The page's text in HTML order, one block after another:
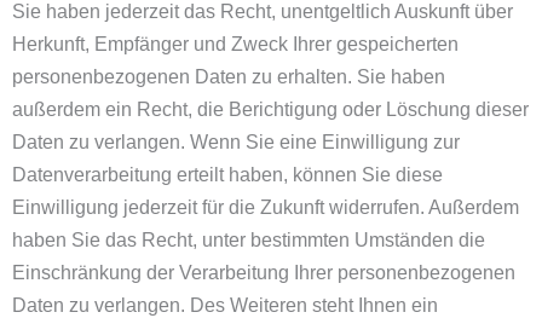
Sie haben jederzeit das Recht, unentgeltlich Auskunft über
Herkunft, Empfänger und Zweck Ihrer gespeicherten
personenbezogenen Daten zu erhalten. Sie haben
außerdem ein Recht, die Berichtigung oder Löschung dieser
Daten zu verlangen. Wenn Sie eine Einwilligung zur
Datenverarbeitung erteilt haben, können Sie diese
Einwilligung jederzeit für die Zukunft widerrufen. Außerdem
haben Sie das Recht, unter bestimmten Umständen die
Einschränkung der Verarbeitung Ihrer personenbezogenen
Daten zu verlangen. Des Weiteren steht Ihnen ein